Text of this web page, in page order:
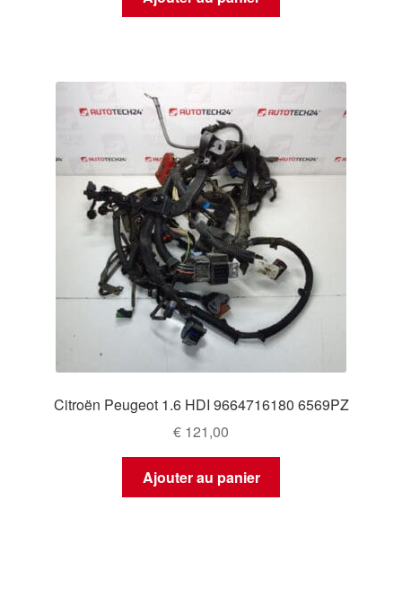
Citroën Peugeot 1.6 HDI 9664716180 6569PZ
€ 121,00
Ajouter au panier